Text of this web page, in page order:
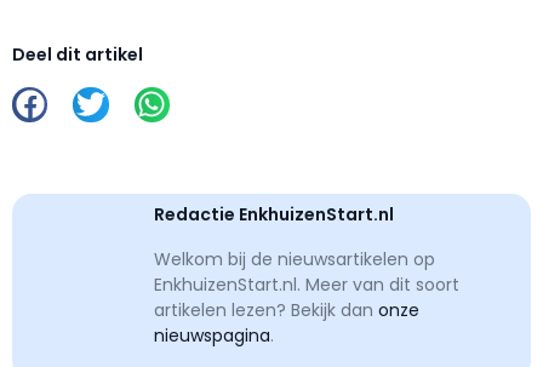
Deel dit artikel
Redactie EnkhuizenStart.nl
Welkom bij de nieuwsartikelen op
EnkhuizenStart.nl. Meer van dit soort
artikelen lezen? Bekijk dan onze
nieuwspagina.